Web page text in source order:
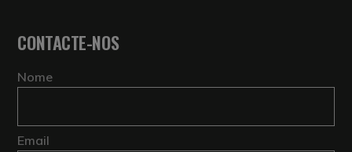
CONTACTE-NOS
Nome
Email